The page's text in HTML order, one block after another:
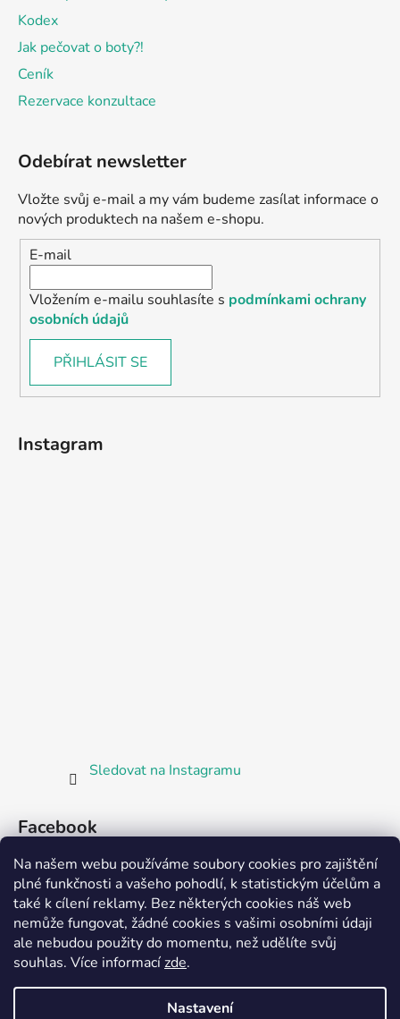
Na našem webu používáme soubory cookies pro zajištění
plné funkčnosti a vašeho pohodlí, k statistickým účelům a
také k cílení reklamy. Bez některých cookies náš web
nemůže fungovat, žádné cookies s vašimi osobními údaji
ale nebudou použity do momentu, než udělíte svůj
souhlas. Více informacízde.
Nastavení
Kodex
Jak pečovat o boty?!
Ceník
Rezervace konzultace
Odebírat newsletter
Vložte svůj e-mail a my vám budeme zasílat informace o
nových produktech na našem e-shopu.
E-mail
Vložením e-mailu souhlasíte s podmínkami ochrany
osobních údajů
PŘIHLÁSIT SE
Instagram
Sledovat na Instagramu
Facebook
Partnerská prodejna Barefoot Plzeň